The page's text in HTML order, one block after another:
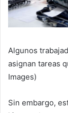
Algunos
asignan tareas
Images)
Sin embargo,